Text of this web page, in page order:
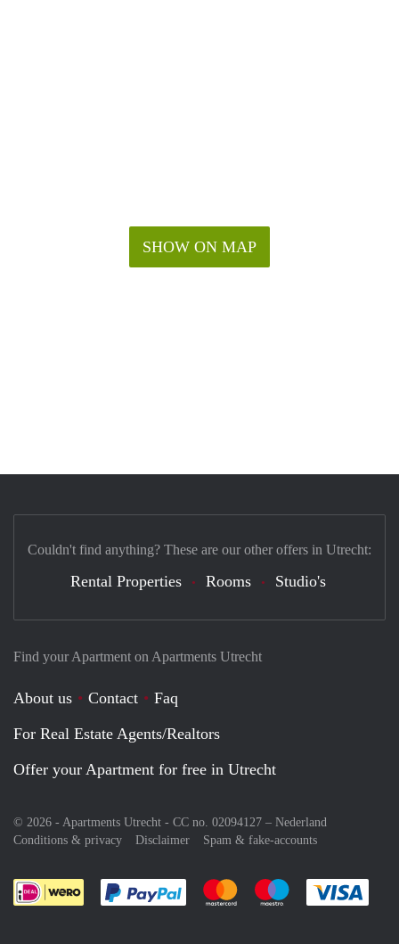
SHOW ON MAP
Find your Apartment on Apartments Utrecht
About us Contact
Faq
For Real Estate Agents/Realtors
Offer your Apartment for free in Utrecht
© 2026 - Apartments Utrecht - CC no. 02094127 – Nederland
Conditions & privacy
Disclaimer Spam & fake-accounts
Pay easily with :payment method
Pay easily with :payment
Pay easily with
Couldn't find anything? These are our other offers in Utrecht:
Rental Properties Rooms Studio's